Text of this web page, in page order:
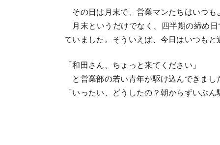
その日は月末で、営業マンたちはいつも
月末というだけでなく、四半期の締め
ていました。そういえば、今日はいつも
「和田さん、ちょっと来てください」
と営業部の若い青年が駆け込んできまし
「いったい、どうしたの？朝からずいぶん